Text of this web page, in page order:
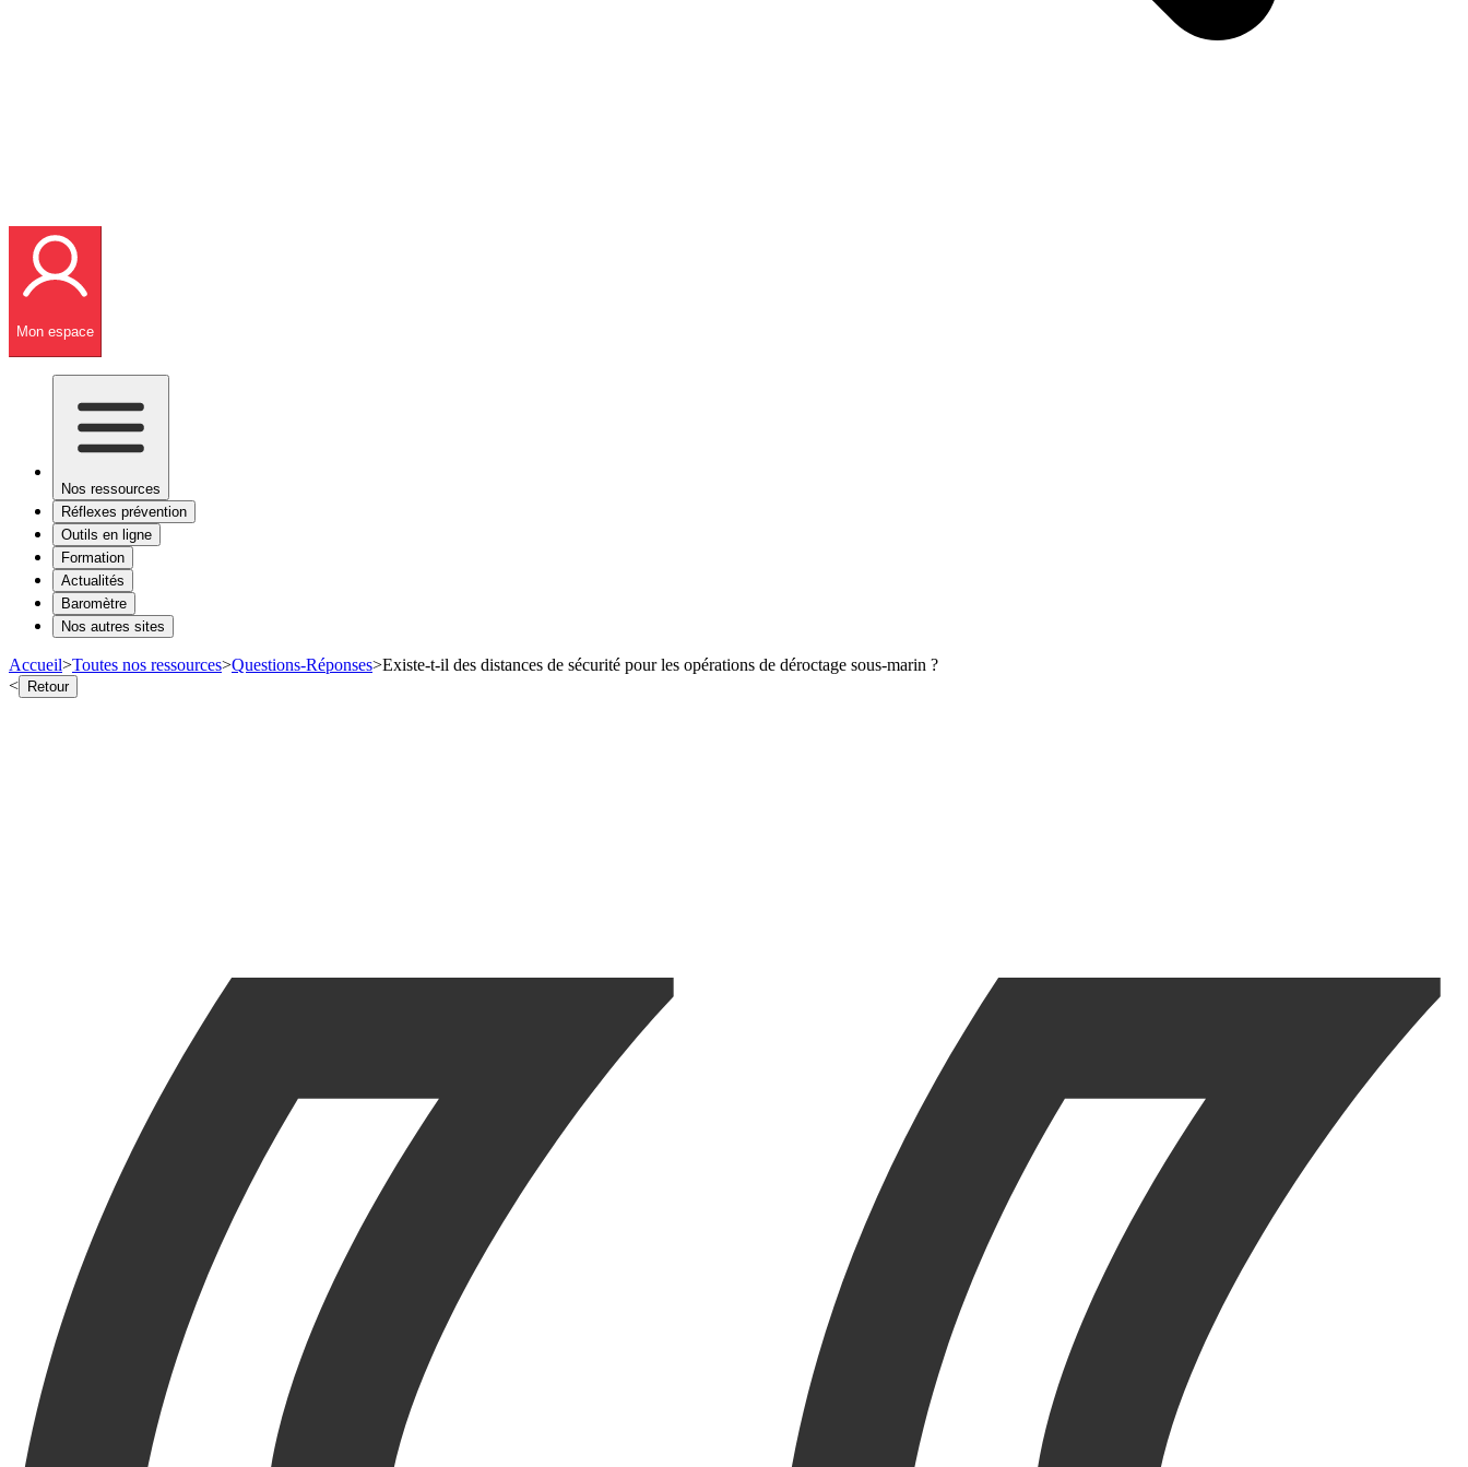
Mon espace
Nos ressources
Réflexes prévention
Outils en ligne
Formation
Actualités
Baromètre
Nos autres sites
Accueil>Toutes nos ressources>Questions-Réponses>Existe-t-il des distances de sécurité pour les opérations de déroctage sous-marin ?
< Retour